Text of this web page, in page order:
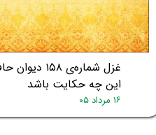
غزل شماره‌ی
این چه حکایت باشد
۱۶ مرداد ۰۵